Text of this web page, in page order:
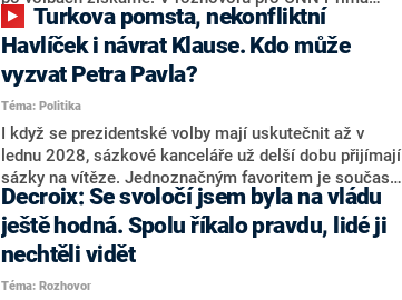
NEWS.
NEWS to řekl zakladatel hnutí a jihočeský hejtman
Martin Kuba. Konkrétní nebyl, ale získat by takto mohl
například senátora Zdeňka Hrabu, který je dnes
součástí klubu ODS a TOP 09. Hraba to na dotaz
redakce nevyloučil. Předseda klubu senátorů ODS
Zdeněk Nytra redakci řekl, že počítá s odchodem
některých senátorů z klubu a že Naše Česko není
nepřítel, ale soupeř.
Havlíček i návrat Klause. Kdo může
vyzvat Petra Pavla?
Téma: Politika
I když se prezidentské volby mají uskutečnit až v
lednu 2028, sázkové kanceláře už delší dobu přijímají
sázky na vítěze. Jednoznačným favoritem je současná
hlava státu Petr Pavel. Daleko za ním pak bookmakeři
zmiňují dva výrazné politiky ANO, tedy premiéra
Andreje Babiše a ministra průmyslu Karla Havlíčka.
Oblíbeným tipem samotných sázkařů je poslanec za
Motoristy Filip Turek. Politolog Jan Kubáček nicméně
Decroix: Se svoločí jsem byla na vládu
ještě hodná. Spolu říkalo pravdu, lidé ji
nechtěli vidět
Téma: Rozhovor